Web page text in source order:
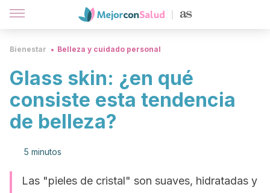
Bienestar Belleza y cuidado personal
Glass skin: ¿en qué
consiste esta tendencia
de belleza?
5 minutos
Las "pieles de cristal" son suaves, hidratadas y